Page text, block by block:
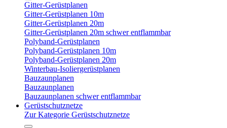
Gitter-Gerüstplanen
Gitter-Gerüstplanen 10m
Gitter-Gerüstplanen 20m
Gitter-Gerüstplanen 20m schwer entflammbar
Polyband-Gerüstplanen
Polyband-Gerüstplanen 10m
Polyband-Gerüstplanen 20m
Winterbau-Isoliergerüstplanen
Bauzaunplanen
Bauzaunplanen
Bauzaunplanen schwer entflammbar
Gerüstschutznetze
Zur Kategorie Gerüstschutznetze